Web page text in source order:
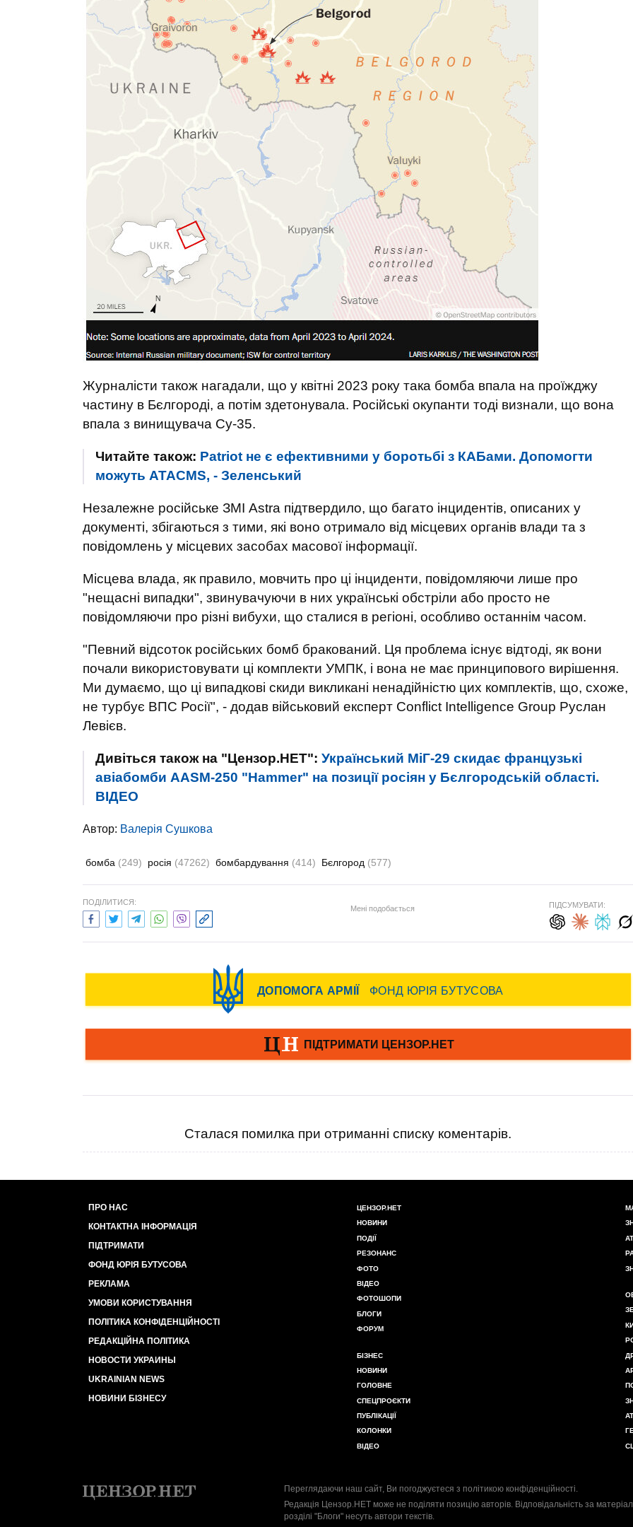
Журналісти також нагадали, що у квітні 2023 року така бомба впала на проїжджу
частину в Бєлгороді, а потім здетонувала. Російські окупанти тоді визнали, що вона
впала з винищувача Су-35.
Читайте також: Patriot не є ефективними у боротьбі з КАБами. Допомогти
можуть ATACMS, - Зеленський
Незалежне російське ЗМІ Astra підтвердило, що багато інцидентів, описаних у
документі, збігаються з тими, які воно отримало від місцевих органів влади та з
повідомлень у місцевих засобах масової інформації.
Місцева влада, як правило, мовчить про ці інциденти, повідомляючи лише про
"нещасні випадки", звинувачуючи в них українські обстріли або просто не
повідомляючи про різні вибухи, що сталися в регіоні, особливо останнім часом.
"Певний відсоток російських бомб бракований. Ця проблема існує відтоді, як вони
почали використовувати ці комплекти УМПК, і вона не має принципового вирішення.
Ми думаємо, що ці випадкові скиди викликані ненадійністю цих комплектів, що, схоже,
не турбує ВПС Росії", - додав військовий експерт Conflict Intelligence Group Руслан
Левієв.
Дивіться також на "Цензор.НЕТ": Український МіГ-29 скидає французькі
авіабомби AASM-250 "Hammer" на позиції росіян у Бєлгородській області.
ВIДЕО
Автор: Валерiя Сушкова
бомба (249) росія (47262) бомбардування (414) Бєлгород (577)
ПОДІЛИТИСЯ:
Мені подобається ПІДСУМУВАТИ:
Сталася помилка при отриманні списку коментарів.
ПРО НАС
КОНТАКТНА ІНФОРМАЦІЯ
ПІДТРИМАТИ
ФОНД ЮРІЯ БУТУСОВА
РЕКЛАМА
УМОВИ КОРИСТУВАННЯ
ПОЛІТИКА КОНФІДЕНЦІЙНОСТІ
РЕДАКЦІЙНА ПОЛІТИКА
НОВОСТИ УКРАИНЫ
UKRAINIAN NEWS
НОВИНИ БІЗНЕСУ
ЦЕНЗОР.НЕТ
НОВИНИ
ПОДІЇ
РЕЗОНАНС
ФОТО
ВІДЕО
ФОТОШОПИ
БЛОГИ
ФОРУМ
БІЗНЕС
НОВИНИ
ГОЛОВНЕ
СПЕЦПРОЄКТИ
ПУБЛІКАЦІЇ
КОЛОНКИ
ВІДЕО
Переглядаючи наш сайт, Ви погоджуєтеся з політикою конфіденційності.
Редакція Цензор.НЕТ може не поділяти позицію авторів. Відповідальність за
розділі "Блоги" несуть автори текстів.